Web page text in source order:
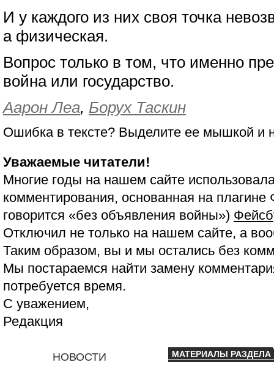
И у каждого из них своя точка
а физическая.
Вопрос только в том, что именно
война или государство.
Аарон Леа, Борух Таскин
Ошибка в тексте? Выделите ее мышкой и
Уважаемые читатели!
Многие годы на нашем сайте
комментирования, основанная на
говорится «без объявления войны»)
Отключил не только на нашем сайте, а
Таким образом, вы и мы остались без
Мы постараемся найти замену
потребуется время.
С уважением,
Редакция
НОВОСТИ МАТЕРИАЛЫ РАЗДЕЛА